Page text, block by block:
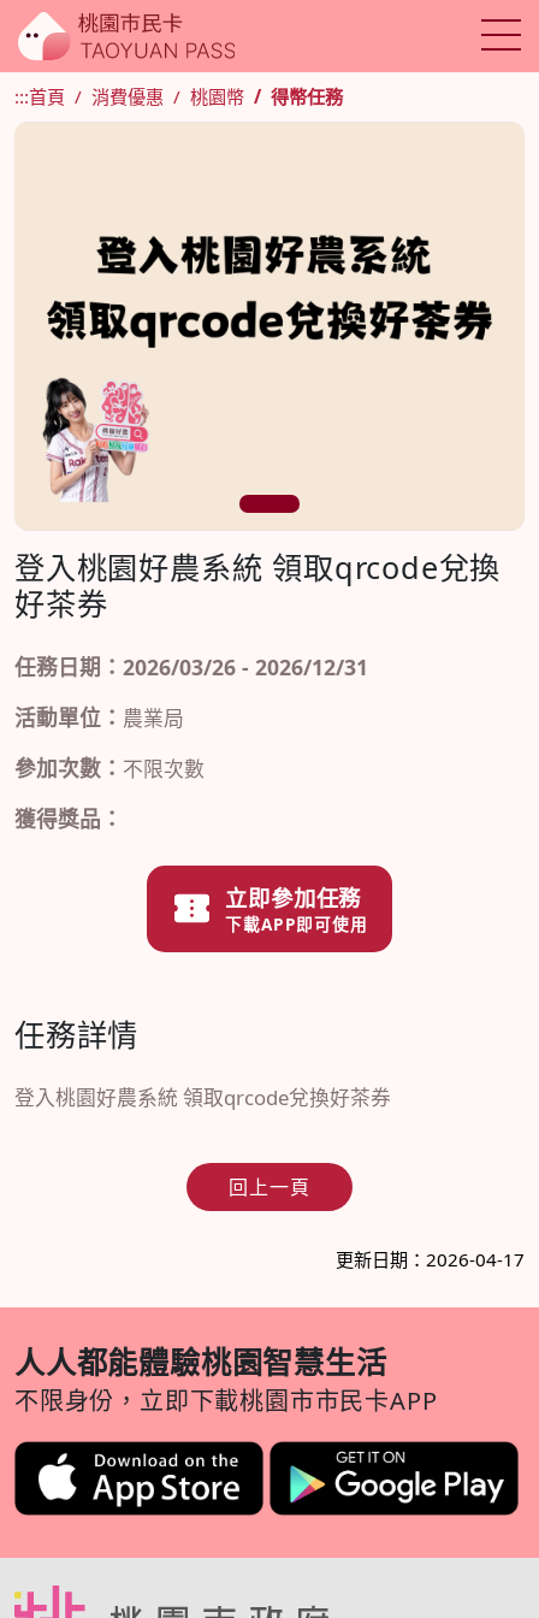
:::首頁 消費優惠 桃園幣 得幣任務
1
登入桃園好農系統 領取qrcode兌換
好茶券
任務日期：2026/03/26 - 2026/12/31
活動單位： 農業局
參加次數： 不限次數
獲得獎品：
立即參加任務
下載APP即可使用
任務詳情
登入桃園好農系統 領取qrcode兌換好茶券
回上一頁
更新日期：2026-04-17
人人都能體驗桃園智慧生活
不限身份，立即下載桃園市市民卡APP